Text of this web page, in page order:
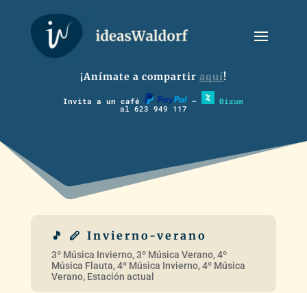
¡Anímate a compartir aquí!
Invita a un café – Bizum
al 623 949 117